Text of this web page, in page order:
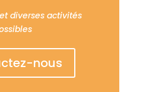
diverses activités
nous